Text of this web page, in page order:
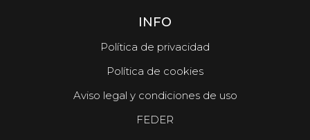
INFO
Política de privacidad
Política de cookies
Aviso legal y condiciones de uso
FEDER